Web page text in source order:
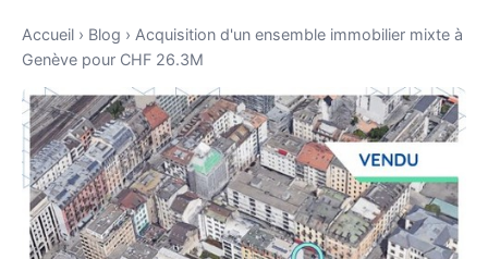
Accueil › Blog › Acquisition d'un ensemble immobilier mixte à
Genève pour CHF 26.3M